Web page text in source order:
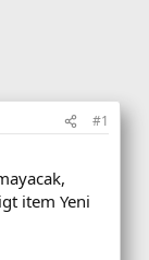
#1
item Yeni